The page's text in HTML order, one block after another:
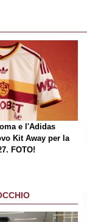
e l'Adidas
Kit Away per la
FOTO!